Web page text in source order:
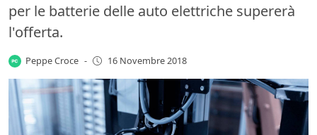
per le batterie delle auto elettriche supererà
l'offerta.
Peppe Croce - 16 Novembre 2018